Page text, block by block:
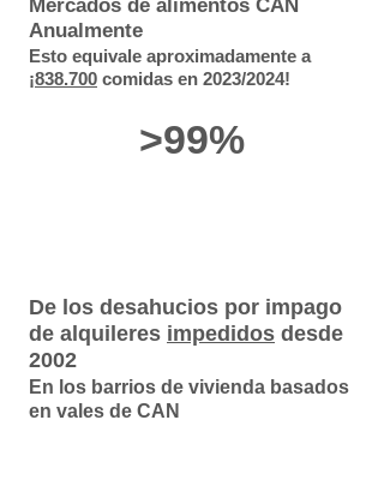
Mercados de alimentos CAN
Anualmente
Esto equivale aproximadamente a
¡838.700 comidas en 2023/2024!
>99%
De los desahucios por impago
de alquileres impedidos desde
2002
En los barrios de vivienda basados
en vales de CAN